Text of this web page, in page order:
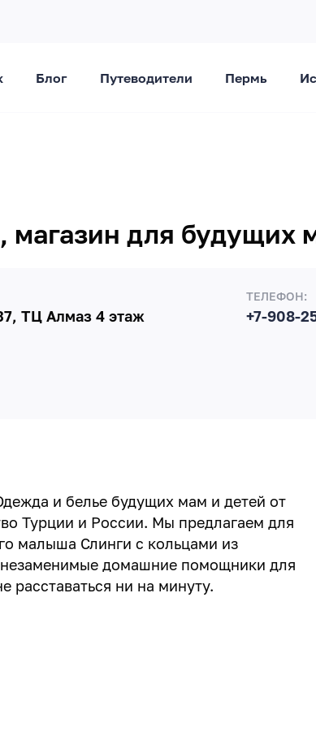
Блог Путеводители Пермь
магазин для будущих
ТЦ Алмаз 4 этаж
ТЕЛЕФОН:
+7-908-
и белье будущих мам и детей от
Турции и России. Мы предлагаем для
малыша Слинги с кольцами из
домашние помощники для
ни на минуту.